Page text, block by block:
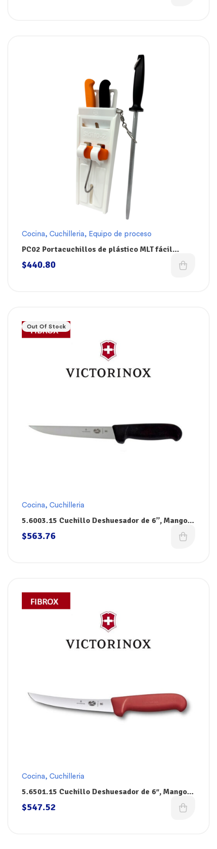
Cocina, Cuchilleria, Equipo de proceso
PC02 Portacuchillos de plástico MLT fácil
limpieza de 37 x 13 cm Dokin
$440.80
Out Of Stock
Cocina, Cuchilleria
5.6003.15 Cuchillo Deshuesador de 6”, Mango
Negro Fibrox, Victorinox
$563.76
Cocina, Cuchilleria
5.6501.15 Cuchillo Deshuesador de 6″, Mango
Rojo Fibrox, Victorinox
$547.52